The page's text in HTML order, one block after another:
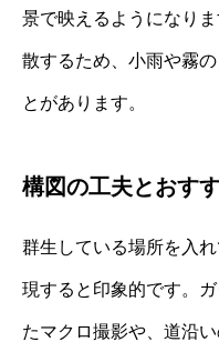
景で映えるようになり
散するため、小雨や霧
とがあります。
構図の工夫とおす
群生している場所を入
現すると印象的です。
たマクロ撮影や、道沿